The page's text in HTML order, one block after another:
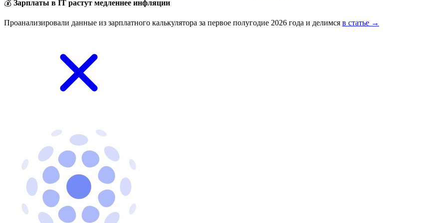
💰 Зарплаты в IT растут медленнее инфляции
Проанализировали данные из зарплатного калькулятора за первое полугодие 2026 года и делимся в статье →